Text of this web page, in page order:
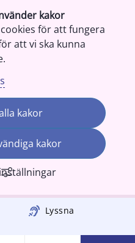
kakor
för att fungera
att vi ska kunna
kakor
kakor
Lyssna